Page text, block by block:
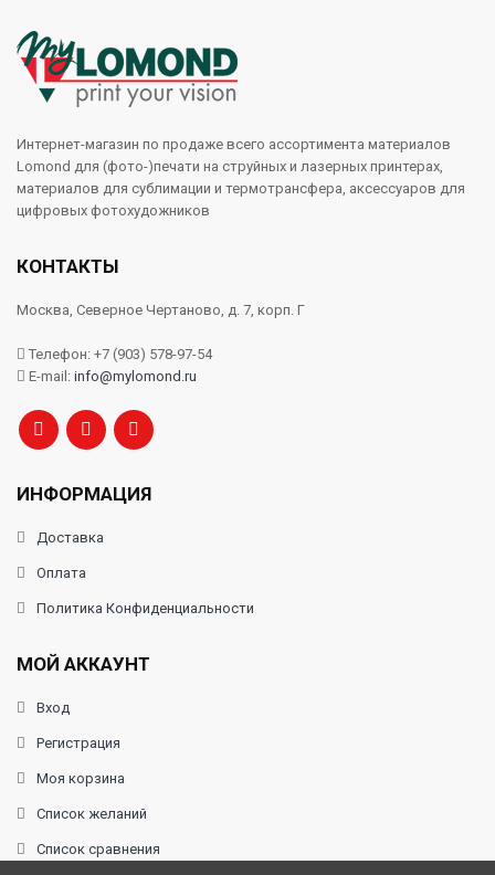
Интернет-магазин по продаже всего ассортимента материалов
Lomond для (фото-)печати на струйных и лазерных принтерах,
материалов для сублимации и термотрансфера, аксессуаров для
цифровых фотохудожников
КОНТАКТЫ
Москва, Северное Чертаново, д. 7, корп. Г
Телефон: +7 (903) 578-97-54
E-mail: info@mylomond.ru
ИНФОРМАЦИЯ
Доставка
Оплата
Политика Конфиденциальности
МОЙ АККАУНТ
Вход
Регистрация
Моя корзина
Список желаний
Список сравнения